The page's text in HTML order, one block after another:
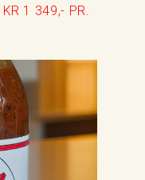
KR 1 349,- PR.